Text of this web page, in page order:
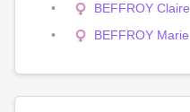
BEFFROY Claire
BEFFROY Marie